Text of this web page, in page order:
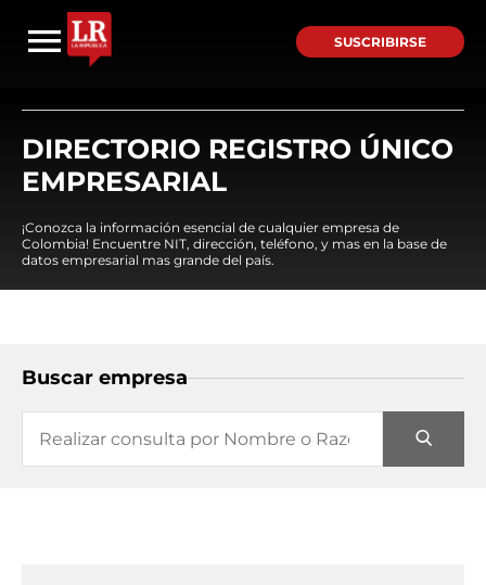
SUSCRIBIRSE
DIRECTORIO REGISTRO ÚNICO
EMPRESARIAL
¡Conozca la información esencial de cualquier empresa de
Colombia! Encuentre NIT, dirección, teléfono, y mas en la base de
datos empresarial mas grande del país.
Buscar empresa